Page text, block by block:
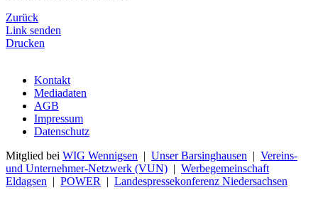
Zurück
Link senden
Drucken
Kontakt
Mediadaten
AGB
Impressum
Datenschutz
Mitglied bei WIG Wennigsen | Unser Barsinghausen | Vereins-
und Unternehmer-Netzwerk (VUN) | Werbegemeinschaft
Eldagsen | POWER | Landespressekonferenz Niedersachsen